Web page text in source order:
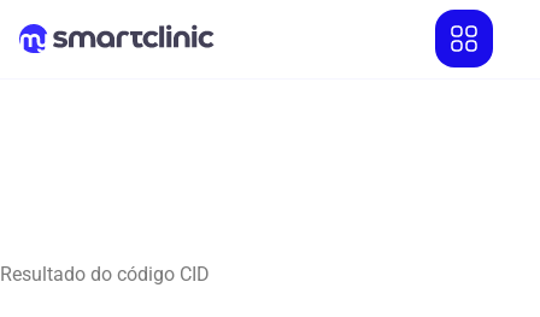
Resultado do código CID